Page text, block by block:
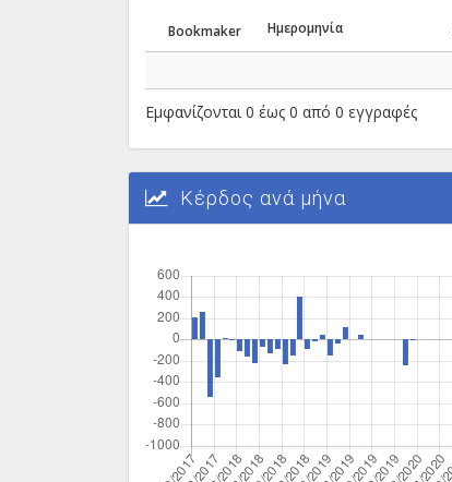
Bookmaker Ημερομηνία
Εμφανίζονται 0 έως 0 από 0 εγγραφές
Κέρδος ανά μήνα